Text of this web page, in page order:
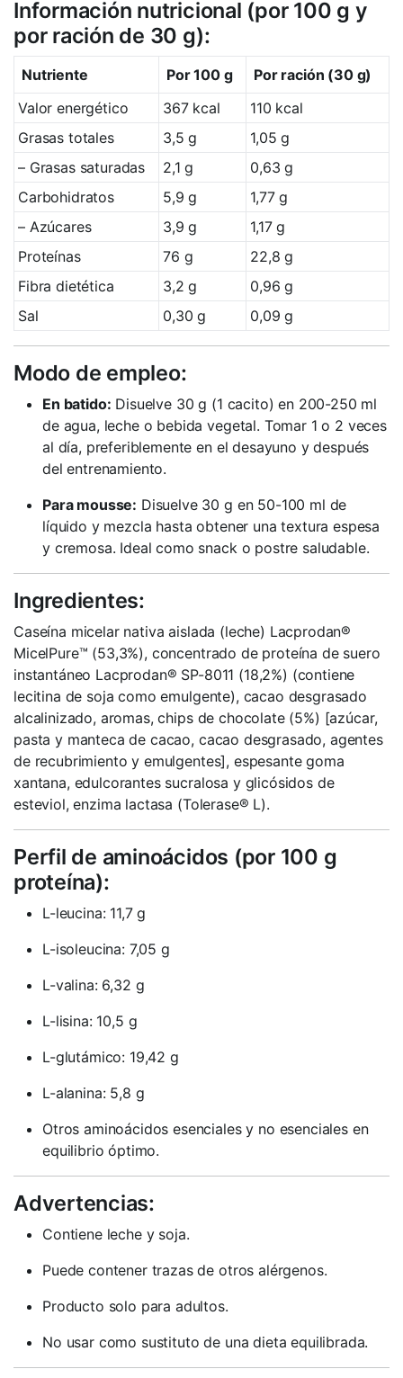
Información nutricional (por 100 g y
por ración de 30 g):
Nutriente Por 100 g
Por ración (30 g)
Valor energético
367 kcal
110 kcal
Grasas totales
3,5 g
1,05 g
– Grasas saturadas
2,1 g
0,63 g
Carbohidratos
5,9 g
1,77 g
– Azúcares
3,9 g
1,17 g
Proteínas
76 g
22,8 g
Fibra dietética
3,2 g
0,96 g
Sal
0,30 g 0,09 g
Modo de empleo:
En batido: Disuelve 30 g (1 cacito) en 200-250 ml
de agua, leche o bebida vegetal. Tomar 1 o 2 veces
al día, preferiblemente en el desayuno y después
del entrenamiento.
Para mousse: Disuelve 30 g en 50-100 ml de
líquido y mezcla hasta obtener una textura espesa
y cremosa. Ideal como snack o postre saludable.
Ingredientes:
Caseína micelar nativa aislada (leche) Lacprodan®
MicelPure™ (53,3%), concentrado de proteína de suero
instantáneo Lacprodan® SP-8011 (18,2%) (contiene
lecitina de soja como emulgente), cacao desgrasado
alcalinizado, aromas, chips de chocolate (5%) [azúcar,
pasta y manteca de cacao, cacao desgrasado, agentes
de recubrimiento y emulgentes], espesante goma
xantana, edulcorantes sucralosa y glicósidos de
esteviol, enzima lactasa (Tolerase® L).
Perfil de aminoácidos (por 100 g
proteína):
L-leucina: 11,7 g
L-isoleucina: 7,05 g
L-valina: 6,32 g
L-lisina: 10,5 g
L-glutámico: 19,42 g
L-alanina: 5,8 g
Otros aminoácidos esenciales y no esenciales en
equilibrio óptimo.
Advertencias:
Contiene leche y soja.
Puede contener trazas de otros alérgenos.
Producto solo para adultos.
No usar como sustituto de una dieta equilibrada.